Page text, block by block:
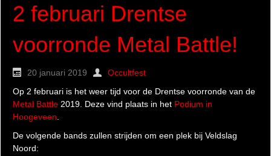
2 februari Drentse
voorronde Metal Battle!
20 januari 2019
Occultfest
Op 2 februari is het weer tijd voor de Drentse voorronde van de
Metal Battle 2019. Deze vind plaats in het Podium in
Hoogeveen
De volgende bands zullen strijden om een plek bij Veldslag
Noord: